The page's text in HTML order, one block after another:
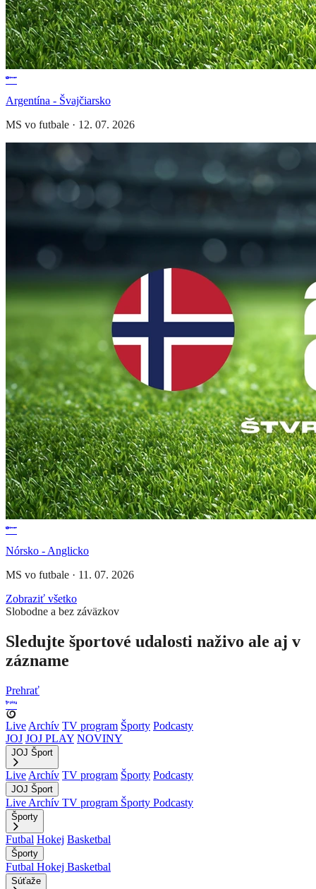
Argentína - Švajčiarsko
MS vo futbale · 12. 07. 2026
Nórsko - Anglicko
MS vo futbale · 11. 07. 2026
Zobraziť všetko
Slobodne a bez záväzkov
Sledujte športové udalosti naživo ale aj v
zázname
Prehrať
Live Archív TV program Športy Podcasty
JOJ JOJ PLAY NOVINY
JOJ Šport
Live Archív TV program Športy Podcasty
JOJ Šport
Live Archív TV program Športy Podcasty
Športy
Futbal Hokej Basketbal
Športy
Futbal Hokej Basketbal
Súťaže